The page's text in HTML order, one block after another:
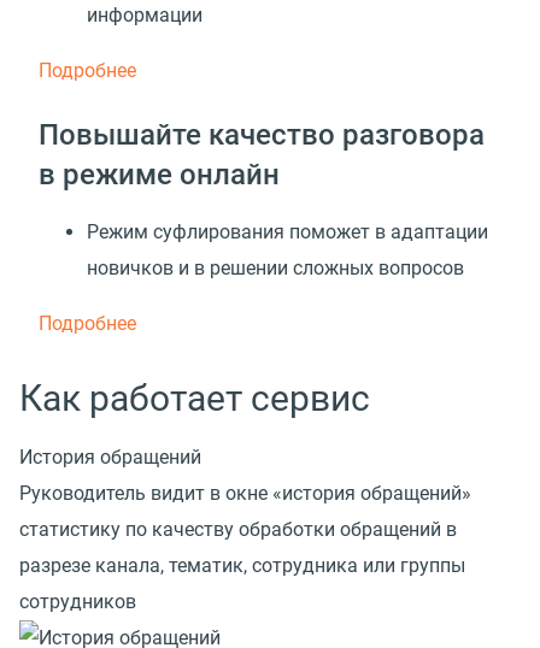
информации
Подробнее
Повышайте качество разговора
в режиме онлайн
Режим суфлирования поможет в адаптации
новичков и в решении сложных вопросов
Подробнее
Как работает сервис
История обращений
Руководитель видит в окне «история обращений»
статистику по качеству обработки обращений в
разрезе канала, тематик, сотрудника или группы
сотрудников